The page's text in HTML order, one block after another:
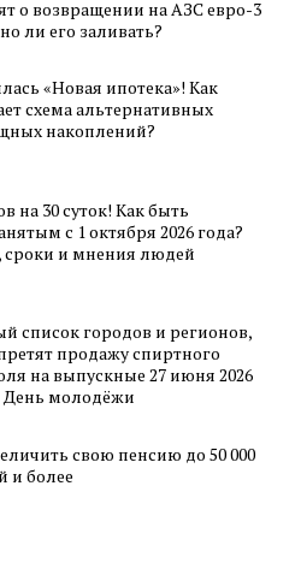
о возвращении на АЗС евро-3
ли его заливать?
«Новая ипотека»! Как
схема альтернативных
накоплений?
на 30 суток! Как быть
с 1 октября 2026 года?
сроки и мнения людей
список городов и регионов,
продажу спиртного
на выпускные 27 июня 2026
День молодёжи
свою пенсию до 50 000
и более